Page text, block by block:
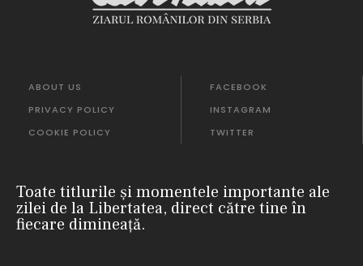
ABOUT US
PRIVACY POLICY
COOKIE POLICY
FACEBOOK
INSTAGRAM
TWITTER
Toate titlurile și momentele importante ale
zilei de la Libertatea, direct către tine în
fiecare dimineață.